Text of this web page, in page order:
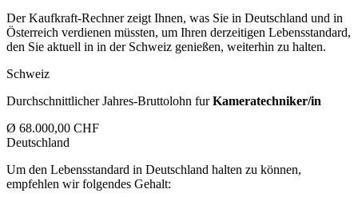
Der Kaufkraft-Rechner zeigt Ihnen, was Sie in Deutschland und in
Österreich verdienen müssten, um Ihren derzeitigen Lebensstandard,
den Sie aktuell in in der Schweiz genießen, weiterhin zu halten.
Schweiz
Durchschnittlicher Jahres-Bruttolohn furKameratechniker/in
Ø 68.000,00 CHF
Deutschland
Um den Lebensstandard in Deutschland halten zu können,
empfehlen wir folgendes Gehalt: